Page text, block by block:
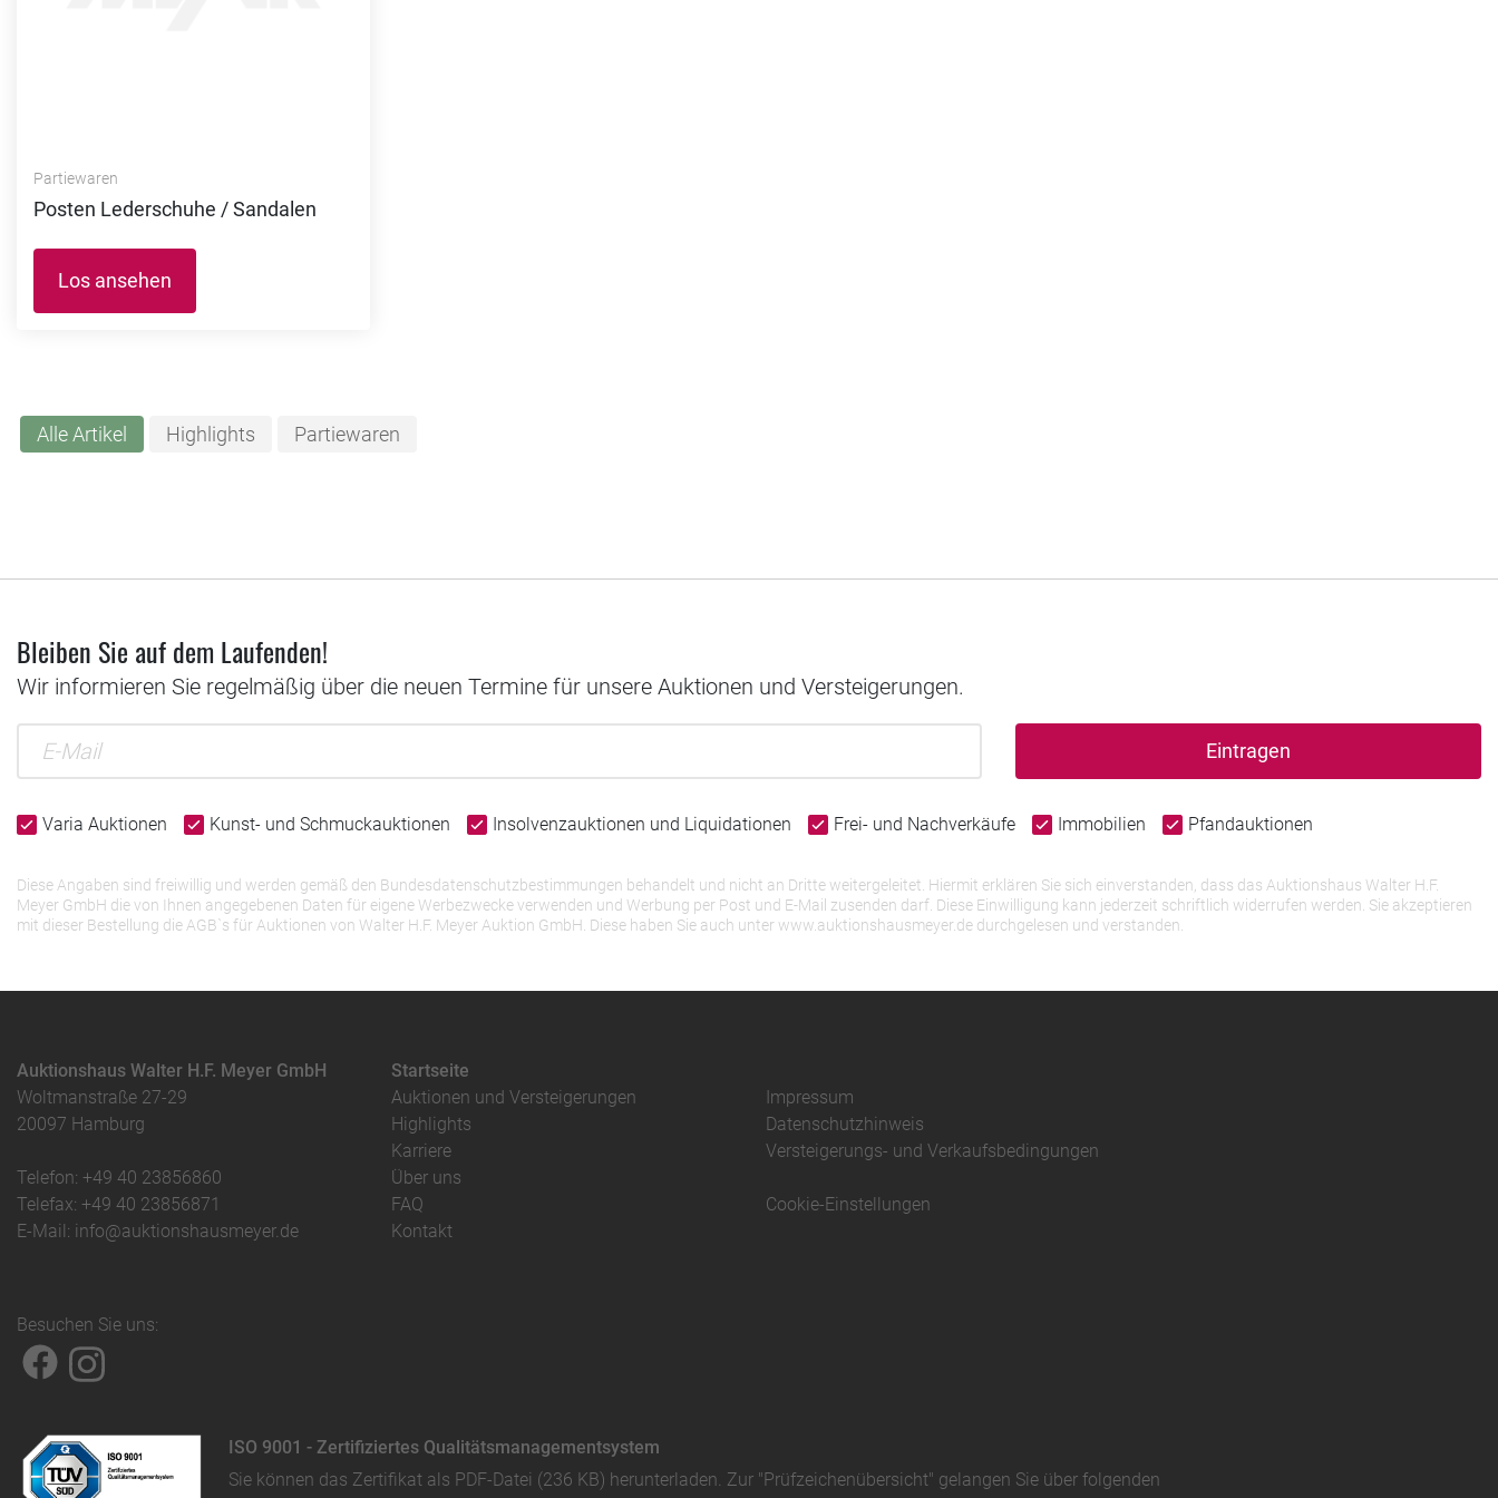
Partiewaren
Posten Lederschuhe / Sandalen
Los ansehen
Alle Artikel Highlights Partiewaren
Bleiben Sie auf dem Laufenden!
Wir informieren Sie regelmäßig über die neuen Termine für unsere Auktionen und Versteigerungen.
Eintragen
Varia Auktionen Kunst- und Schmuckauktionen Insolvenzauktionen und Liquidationen Frei- und Nachverkäufe Immobilien Pfandauktionen
Diese Angaben sind freiwillig und werden gemäß den Bundesdatenschutzbestimmungen behandelt und nicht an Dritte weitergeleitet. Hiermit erklären Sie sich einverstanden, dass das Auktionshaus Walter H.F.
Meyer GmbH die von Ihnen angegebenen Daten für eigene Werbezwecke verwenden und Werbung per Post und E-Mail zusenden darf. Diese Einwilligung kann jederzeit schriftlich widerrufen werden. Sie akzeptieren
mit dieser Bestellung die AGB`s für Auktionen von Walter H.F. Meyer Auktion GmbH. Diese haben Sie auch unter www.auktionshausmeyer.de durchgelesen und verstanden.
Auktionshaus Walter H.F. Meyer GmbH
Woltmanstraße 27-29
20097 Hamburg
Telefon: +49 40 23856860
Telefax: +49 40 23856871
E-Mail: info@auktionshausmeyer.de
Startseite
Auktionen und Versteigerungen
Highlights
Karriere
Über uns
FAQ
Kontakt
Impressum
Datenschutzhinweis
Versteigerungs- und Verkaufsbedingungen
Cookie-Einstellungen
Besuchen Sie uns:
ISO 9001 - Zertifiziertes Qualitätsmanagementsystem
Sie können das Zertifikat als PDF-Datei (236 KB) herunterladen. Zur "Prüfzeichenübersicht" gelangen Sie über folgenden